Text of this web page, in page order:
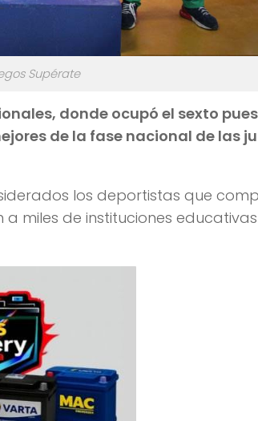
Supérate
donde ocupó el sexto
de la fase nacional de las
los deportistas que
miles de instituciones